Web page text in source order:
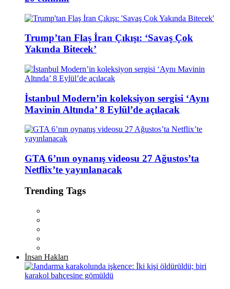
Trump’tan Flaş İran Çıkışı: ‘Savaş Çok
Yakında Bitecek’
İstanbul Modern’in koleksiyon sergisi ‘Aynı
Mavinin Altında’ 8 Eylül’de açılacak
GTA 6’nın oynanış videosu 27 Ağustos’ta
Netflix’te yayınlanacak
Trending Tags
İnsan Hakları